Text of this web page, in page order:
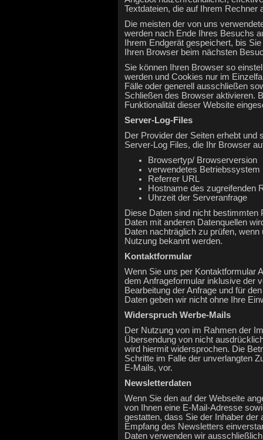
Textdateien, die auf Ihrem Rechner
Die meisten der von uns
werden nach Ende Ihres Besuchs
Ihrem Endgerät gespeichert, bis
Ihren Browser beim nächsten
Sie können Ihren Browser so
werden und Cookies nur im
Fälle oder generell ausschließen
Schließen des Browser aktivieren.
Funktionalität dieser Website
Server-Log-Files
Der Provider der Seiten erhebt und
Server-Log Files, die Ihr Browser
Browsertyp/ Browserversion
verwendetes Betriebssystem
Referrer URL
Hostname des zugreifenden
Uhrzeit der Serveranfrage
Diese Daten sind nicht bestimmten
Daten mit anderen Datenquellen
Daten nachträglich zu prüfen,
Nutzung bekannt werden.
Kontaktformular
Wenn Sie uns per Kontaktformular
dem Anfrageformular inklusive der
Bearbeitung der Anfrage und für
Daten geben wir nicht ohne Ihre
Widerspruch Werbe-Mails
Der Nutzung von im Rahmen der
Übersendung von nicht
wird hiermit widersprochen. Die
Schritte im Falle der unverlangten
E-Mails, vor.
Newsletterdaten
Wenn Sie den auf der Webseite
von Ihnen eine E-Mail-Adresse
gestatten, dass Sie der Inhaber
Empfang des Newsletters
Daten verwenden wir